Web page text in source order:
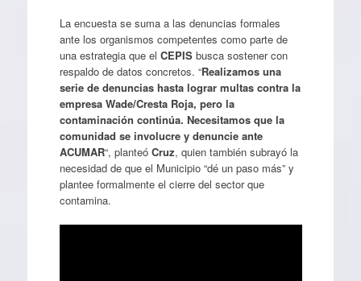
La encuesta se suma a las denuncias formales
ante los organismos competentes como parte de
una estrategia que el CEPISbusca sostener con
respaldo de datos concretos. “Realizamos una
serie de denuncias hasta lograr multas contra la
empresa Wade/Cresta Roja, pero la
contaminación continúa. Necesitamos que la
comunidad se involucre y denuncie ante
ACUMAR“, planteó Cruz, quien también subrayó la
necesidad de que el Municipio “dé un paso más” y
plantee formalmente el cierre del sector que
contamina.